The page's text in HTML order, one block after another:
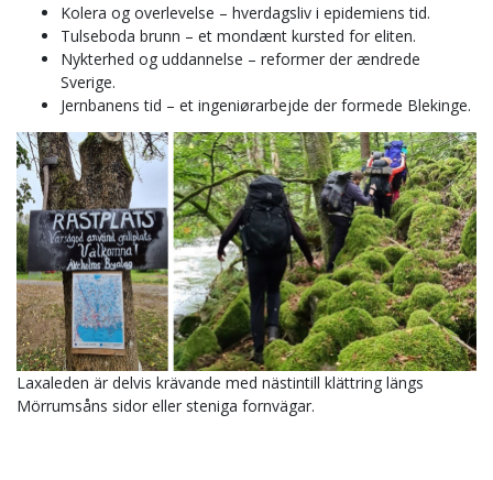
Kolera og overlevelse – hverdagsliv i epidemiens tid.
Tulseboda brunn – et mondænt kursted for eliten.
Nykterhed og uddannelse – reformer der ændrede
Sverige.
Jernbanens tid – et ingeniørarbejde der formede Blekinge.
Laxaleden är delvis krävande med nästintill klättring längs
Mörrumsåns sidor eller steniga fornvägar.